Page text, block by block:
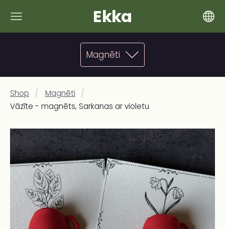
Ekka
Magnēti
Shop
Magnēti
Vāzīte - magnēts, Sarkanas ar violetu